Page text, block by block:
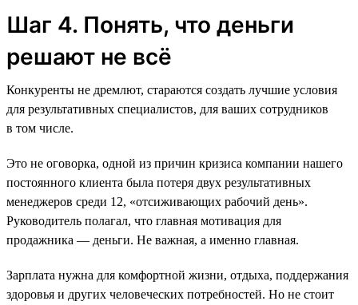
Шаг 4. Понять, что деньги
решают не всё
Конкуренты не дремлют, стараются создать лучшие условия
для результативных специалистов, для ваших сотрудников
в том числе.
Это не оговорка, одной из причин кризиса компании нашего
постоянного клиента была потеря двух результативных
менеджеров среди 12, «отсиживающих рабочий день».
Руководитель полагал, что главная мотивация для
продажника — деньги. Не важная, а именно главная.
Зарплата нужна для комфортной жизни, отдыха, поддержания
здоровья и других человеческих потребностей. Но не стоит